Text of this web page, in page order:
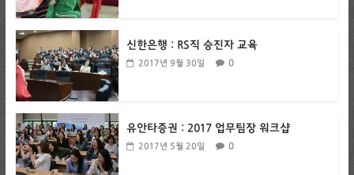
신한은행 : RS직 승진자 교육
2017년 9월 30일 0
유안타증권 : 2017 업무팀장 워크샵
2017년 5월 20일 0